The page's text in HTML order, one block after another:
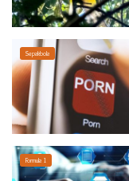
Sepakbola
Formula 1